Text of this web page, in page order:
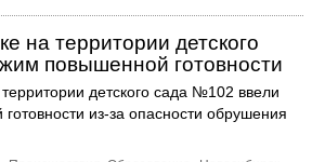
на территории детского
повышенной готовности
детского сада №102 ввели
из-за опасности обрушения